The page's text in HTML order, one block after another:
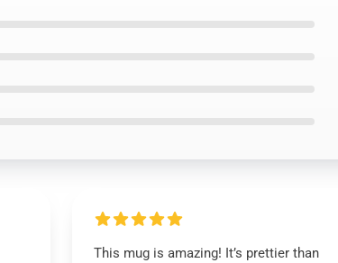
This mug is amazing! It’s prettier than